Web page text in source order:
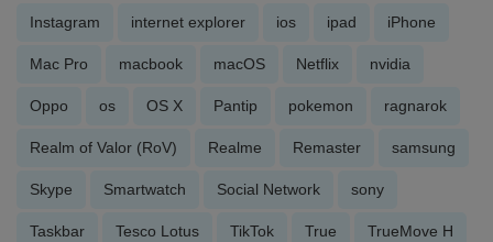
Instagram internet explorer ios ipad iPhone
Mac Pro macbook macOS Netflix nvidia
Oppo os OS X Pantip pokemon ragnarok
Realm of Valor (RoV) Realme Remaster samsung
Skype Smartwatch Social Network sony
Taskbar Tesco Lotus TikTok True TrueMove H